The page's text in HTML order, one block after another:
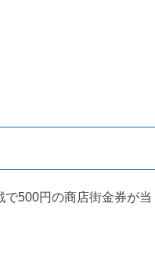
500円の商店街金券が当